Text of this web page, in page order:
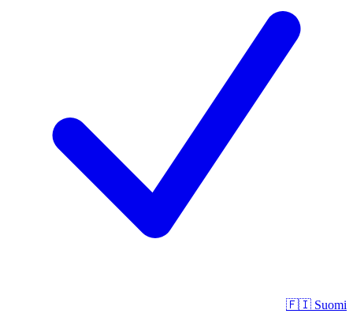
🇫🇮 Suomi